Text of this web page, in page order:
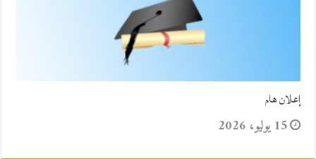
إعلان هام
15 يوليو، 2026